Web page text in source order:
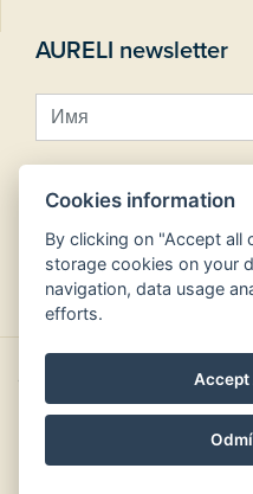
AURELI newsletter
Copyright © Aureli hotels
Cookies information
By clicking on "Accept all
storage cookies on your
navigation, data usage
efforts.
Accept